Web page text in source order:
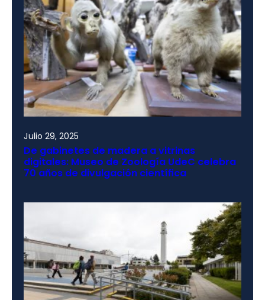
Julio 29, 2025
De gabinetes de madera a vitrinas
digitales: Museo de Zoología UdeC celebra
70 años de divulgación científica